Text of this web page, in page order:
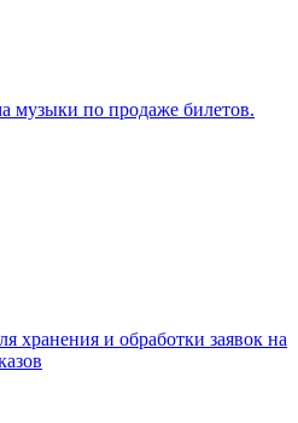
музыки по продаже билетов.
хранения и обработки заявок на